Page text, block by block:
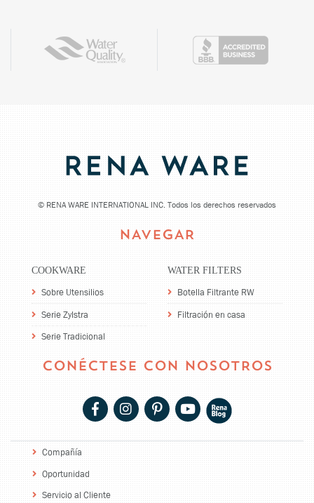
© RENA WARE INTERNATIONAL INC. Todos los derechos reservados
NAVEGAR
COOKWARE
Sobre Utensilios
Serie Zylstra
Serie Tradicional
WATER FILTERS
Botella Filtrante RW
Filtración en casa
CONÉCTESE CON NOSOTROS
Compañía
Oportunidad
Servicio al Cliente